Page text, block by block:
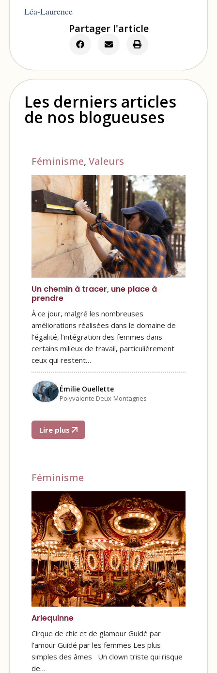
Léa-Laurence
Partager l'article
Les derniers articles
de nos blogueuses
Féminisme, Valeurs
Un chemin à tracer, une place à
prendre
À ce jour, malgré les nombreuses
améliorations réalisées dans le domaine de
l’égalité, l’intégration des femmes dans
certains milieux de travail, particulièrement
ceux qui restent…
Émilie Ouellette
Polyvalente Deux-Montagnes
Lire plus
Féminisme
Arlequinne
Cirque de chic et de glamour Guidé par
l’amour Guidé par les femmes Les plus
simples des âmes Un clown triste qui risque
de…